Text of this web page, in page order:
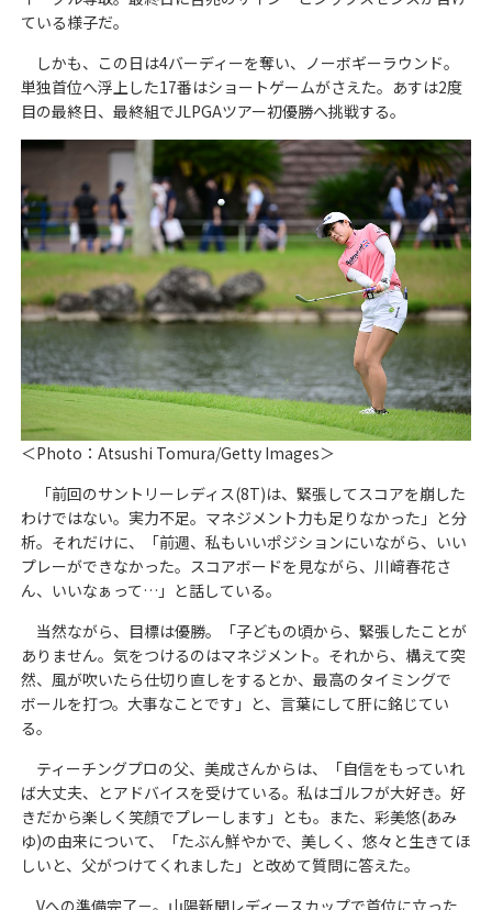
ている様子だ。
しかも、この日は4バーディーを奪い、ノーボギーラウンド。
単独首位へ浮上した17番はショートゲームがさえた。あすは2度
目の最終日、最終組でJLPGAツアー初優勝へ挑戦する。
＜Photo：Atsushi Tomura/Getty Images＞
「前回のサントリーレディス(8T)は、緊張してスコアを崩した
わけではない。実力不足。マネジメント力も足りなかった」と分
析。それだけに、「前週、私もいいポジションにいながら、いい
プレーができなかった。スコアボードを見ながら、川﨑春花さ
ん、いいなぁって…」と話している。
当然ながら、目標は優勝。「子どもの頃から、緊張したことが
ありません。気をつけるのはマネジメント。それから、構えて突
然、風が吹いたら仕切り直しをするとか、最高のタイミングで
ボールを打つ。大事なことです」と、言葉にして肝に銘じてい
る。
ティーチングプロの父、美成さんからは、「自信をもっていれ
ば大丈夫、とアドバイスを受けている。私はゴルフが大好き。好
きだから楽しく笑顔でプレーします」とも。また、彩美悠(あみ
ゆ)の由来について、「たぶん鮮やかで、美しく、悠々と生きてほ
しいと、父がつけてくれました」と改めて質問に答えた。
Vへの準備完了－。山陽新聞レディースカップで首位に立った